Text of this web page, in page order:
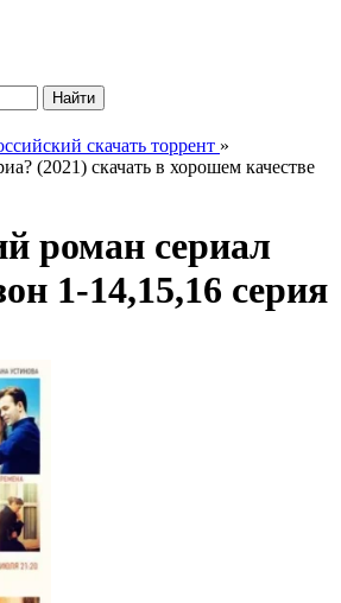
Найти
скачать торрент »
(2021) скачать в хорошем качестве
роман сериал
1-14,15,16 серия